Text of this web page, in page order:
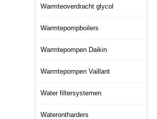
Warmteoverdracht glycol
Warmtepompboilers
Warmtepompen Daikin
Warmtepompen Vaillant
Water filtersystemen
Waterontharders